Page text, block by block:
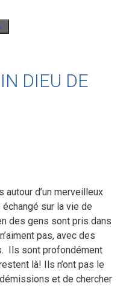
DIEU DE
d’un merveilleux
sur la vie de
des gens sont pris dans
pas, avec des
Ils sont profondément
là! Ils n’ont pas le
et de chercher